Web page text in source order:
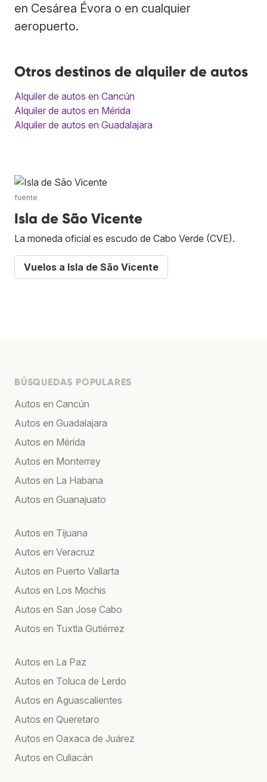
en Cesárea Évora o en cualquier
aeropuerto.
Otros destinos de alquiler de autos
Alquiler de autos en Cancún
Alquiler de autos en Mérida
Alquiler de autos en Guadalajara
fuente
Isla de São Vicente
La moneda oficial es escudo de Cabo Verde (CVE).
Vuelos a Isla de São Vicente
BÚSQUEDAS POPULARES
Autos en Cancún
Autos en Guadalajara
Autos en Mérida
Autos en Monterrey
Autos en La Habana
Autos en Guanajuato
Autos en Tijuana
Autos en Veracruz
Autos en Puerto Vallarta
Autos en Los Mochis
Autos en San Jose Cabo
Autos en Tuxtla Gutiérrez
Autos en La Paz
Autos en Toluca de Lerdo
Autos en Aguascalientes
Autos en Queretaro
Autos en Oaxaca de Juárez
Autos en Culiacán